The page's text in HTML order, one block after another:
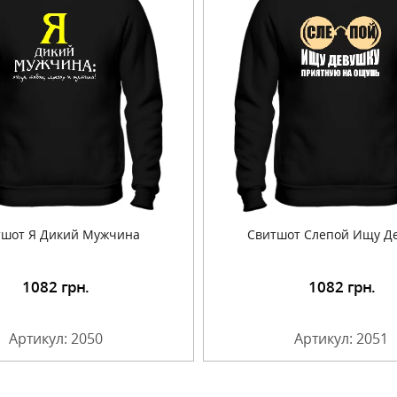
Я Дикий Мужчина
1082 грн.
Артикул: 2050
Свитшот Слепой Ищу
Подробнее 1082 грн.
Артикул: 2051
Подробнее